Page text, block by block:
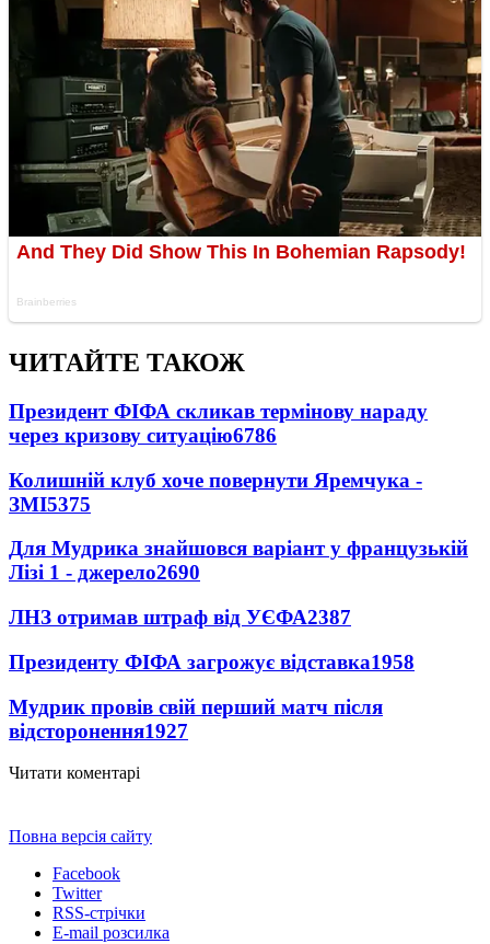
ЧИТАЙТЕ ТАКОЖ
Президент ФІФА скликав термінову нараду
через кризову ситуацію6786
Колишній клуб хоче повернути Яремчука -
ЗМІ5375
Для Мудрика знайшовся варіант у французькій
Лізі 1 - джерело2690
ЛНЗ отримав штраф від УЄФА2387
Президенту ФІФА загрожує відставка1958
Мудрик провів свій перший матч після
відсторонення1927
Читати коментарі
Повна версія сайту
Facebook
Twitter
RSS-стрічки
E-mail розсилка